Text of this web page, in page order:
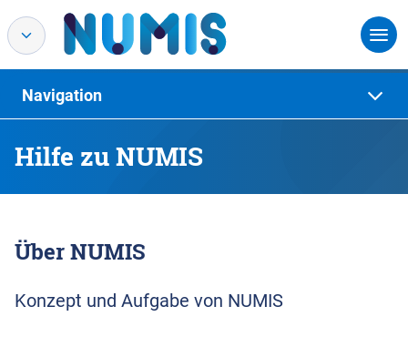
Hilfe zu NUMIS
Navigation
Über NUMIS
Konzept und Aufgabe von NUMIS